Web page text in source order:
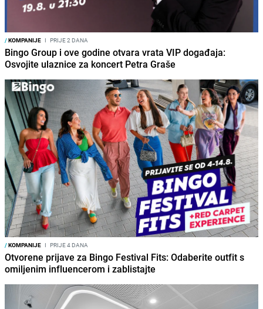
/KOMPANIJE I PRIJE 2 DANA
Bingo Group i ove godine otvara vrata VIP događaja:
Osvojite ulaznice za koncert Petra Graše
/KOMPANIJE I PRIJE 4 DANA
Otvorene prijave za Bingo Festival Fits: Odaberite outfit s
omiljenim influencerom i zablistajte